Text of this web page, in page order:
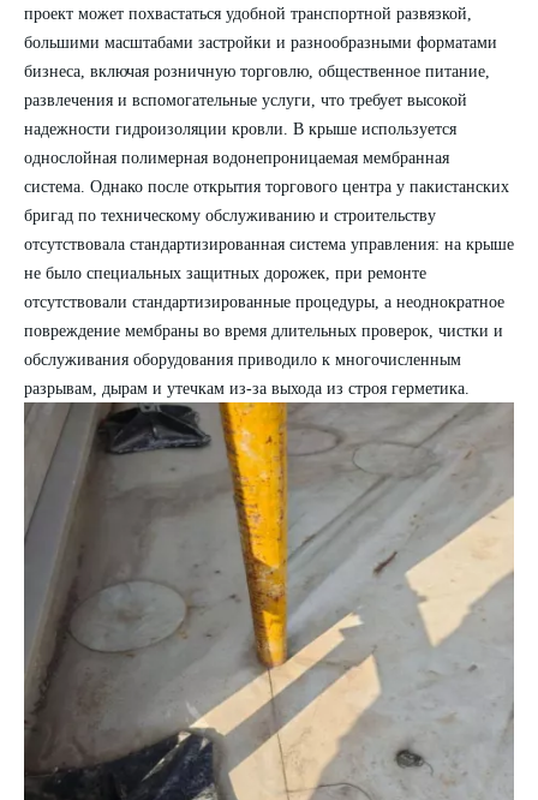
проект может похвастаться удобной транспортной развязкой,
большими масштабами застройки и разнообразными форматами
бизнеса, включая розничную торговлю, общественное питание,
развлечения и вспомогательные услуги, что требует высокой
надежности гидроизоляции кровли. В крыше используется
однослойная полимерная водонепроницаемая мембранная
система. Однако после открытия торгового центра у пакистанских
бригад по техническому обслуживанию и строительству
отсутствовала стандартизированная система управления: на крыше
не было специальных защитных дорожек, при ремонте
отсутствовали стандартизированные процедуры, а неоднократное
повреждение мембраны во время длительных проверок, чистки и
обслуживания оборудования приводило к многочисленным
разрывам, дырам и утечкам из-за выхода из строя герметика.